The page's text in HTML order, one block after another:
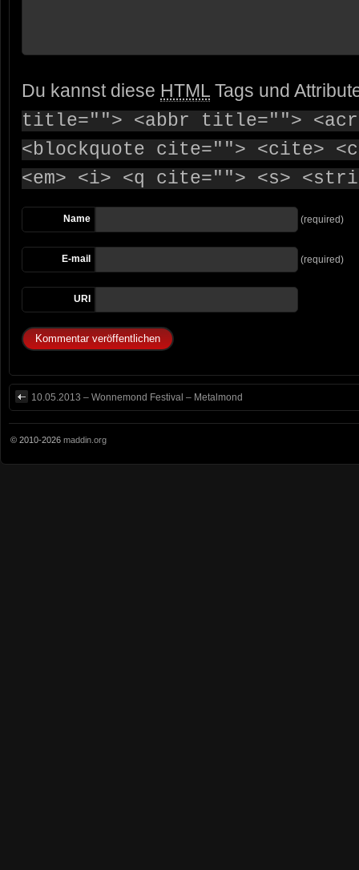
Du kannst diese HTML Tags und
title=""> <abbr title="">
<blockquote cite=""> <cite>
<em> <i> <q cite=""> <s>
Name (required)
E-mail (required)
URI
10.05.2013 – Wonnemond Festival – Metalmond
© 2010-2026 maddin.org